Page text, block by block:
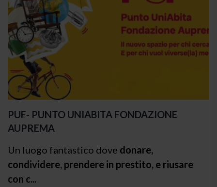
PUF- PUNTO UNIABITA FONDAZIONE
AUPREMA
Un luogo fantastico dove donare,
condividere, prendere in prestito, e riusare
con c...